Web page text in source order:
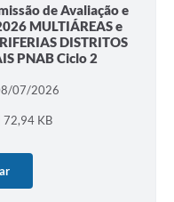
de Avaliação e
MULTIÁREAS e
DISTRITOS
PNAB Ciclo 2
07/2026
72,94 KB